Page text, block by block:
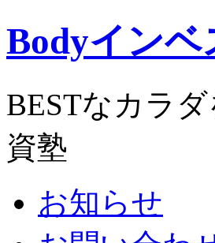
Bodyイン
BESTなカラ
資塾
お知らせ